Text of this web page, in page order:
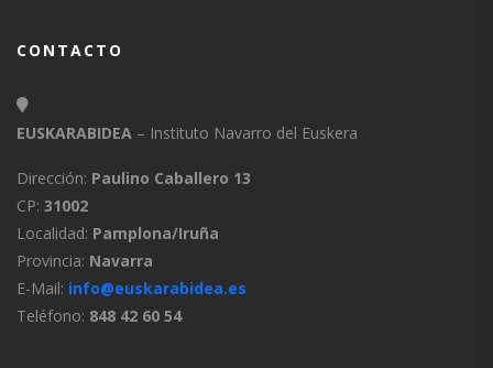
CONTACTO
EUSKARABIDEA – Instituto Navarro del Euskera
Dirección: Paulino Caballero 13
CP: 31002
Localidad: Pamplona/Iruña
Provincia: Navarra
E-Mail: info@euskarabidea.es
Teléfono: 848 42 60 54